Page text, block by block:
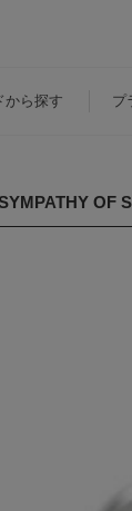
から探す プ
OF